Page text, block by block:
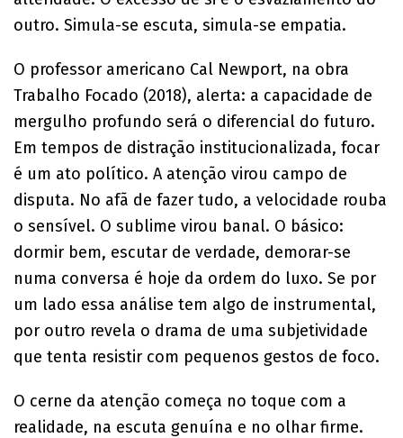
outro. Simula-se escuta, simula-se empatia.
O professor americano Cal Newport, na obra
Trabalho Focado (2018), alerta: a capacidade de
mergulho profundo será o diferencial do futuro.
Em tempos de distração institucionalizada, focar
é um ato político. A atenção virou campo de
disputa. No afã de fazer tudo, a velocidade rouba
o sensível. O sublime virou banal. O básico:
dormir bem, escutar de verdade, demorar-se
numa conversa é hoje da ordem do luxo. Se por
um lado essa análise tem algo de instrumental,
por outro revela o drama de uma subjetividade
que tenta resistir com pequenos gestos de foco.
O cerne da atenção começa no toque com a
realidade, na escuta genuína e no olhar firme.